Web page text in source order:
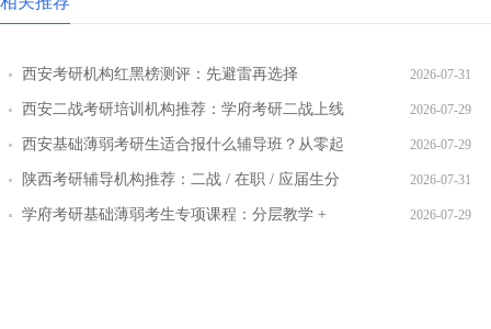
西安考研机构红黑榜测评：先避雷再选择 2026-07-31
西安二战考研培训机构推荐：学府考研二战上线
率提升路径
2026-07-29
西安基础薄弱考研生适合报什么辅导班？从零起
步班型推荐
2026-07-29
陕西考研辅导机构推荐：二战 / 在职 / 应届生分
层教学方案
2026-07-31
学府考研基础薄弱考生专项课程：分层教学 + 2026-07-29